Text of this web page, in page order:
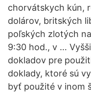
chorvátskych kún,
dolárov, britských
poľských zlotých
9:30 hod., v …
dokladov pre
doklady, ktoré sú
byť použité v inom